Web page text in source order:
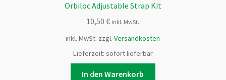
Orbiloc Adjustable Strap Kit
10,50€ inkl. MwSt.
inkl. MwSt. zzgl.Versandkosten
Lieferzeit: sofort lieferbar
In den Warenkorb